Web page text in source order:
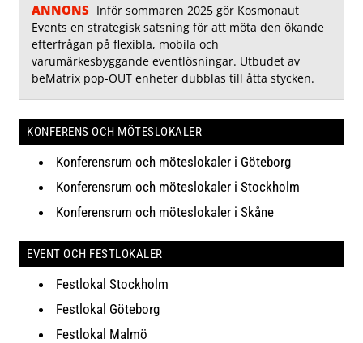
ANNONS Inför sommaren 2025 gör Kosmonaut
Events en strategisk satsning för att möta den ökande
efterfrågan på flexibla, mobila och
varumärkesbyggande eventlösningar. Utbudet av
beMatrix pop-OUT enheter dubblas till åtta stycken.
KONFERENS OCH MÖTESLOKALER
Konferensrum och möteslokaler i Göteborg
Konferensrum och möteslokaler i Stockholm
Konferensrum och möteslokaler i Skåne
EVENT OCH FESTLOKALER
Festlokal Stockholm
Festlokal Göteborg
Festlokal Malmö